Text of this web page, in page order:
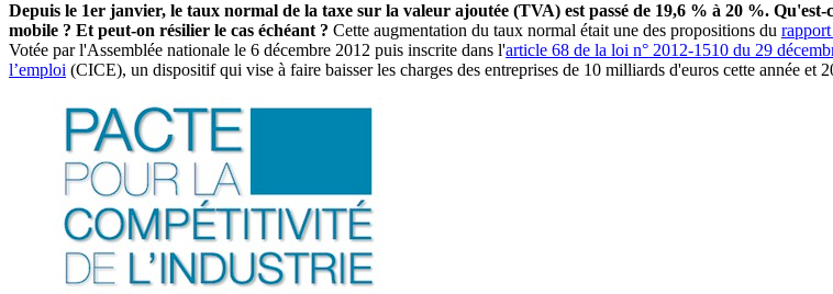
Depuis le 1er janvier, le taux normal de la taxe sur la valeur ajoutée (TVA) est passé de 19,6 % à 20 %.
mobile ? Et peut-on résilier le cas échéant ? Cette augmentation du taux normal était une des propositions du
Votée par l'Assemblée nationale le 6 décembre 2012 puis inscrite dans l'article 68 de la loi n° 2012-1510 du 29
l’emploi (CICE), un dispositif qui vise à faire baisser les charges des entreprises de 10 milliards d'euros cette année et